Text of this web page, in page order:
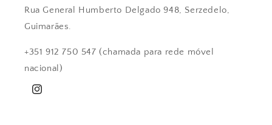
Rua General Humberto Delgado 948, Serzedelo,
Guimarães.
+351 912 750 547 (chamada para rede móvel
nacional)
Instagram